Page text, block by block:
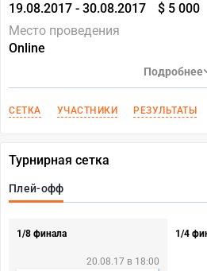
19.08.2017 - 30.08.2017
$ 5 000
Место проведения
Online
Подробнее
СЕТКА УЧАСТНИКИ РЕЗУЛЬТАТЫ
Турнирная сетка
Плей-офф
1/8 финала
20.08.17 в 18:00
1/4